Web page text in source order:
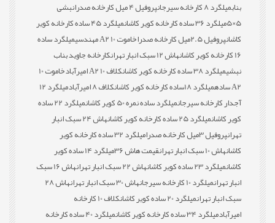
بنابمیلگرد 8 کارخانه سیرجان پروفیل 4 میل کارخانه صدرا
نبشی
5×5
میلگرد 36 ساده کارخانه کویر کاشان
میلگرد 45 ساده کارخانه کویر
کاشانپروفیل 2.5میل کارخانه صدرا خاموت 10 A2 مهندسی
میلگرد ساده
16 کارخانه کویر کاشان
هاش 12 سبک انبار تهران
کارخانه جاوید بناب
نبشیمیلگرد 38 ساده کارخانه کویر کاشان کلاف 10 A2 امیرآباد
خاموت 10
A2 ساده
میلگرد 18ساده کارخانه کویر کاشان کلاف 8 امیرآباد
میلگرد 12
آجدار کارخانه سیرجانمیلگرد ساده نمره 50 کویر کاشان
میلگرد 22 ساده
کویر کاشانمیلگرد 25 ساده کارخانه کویر کاشان
هاش 24 سبک انبار
تهرانپروفیل 3میل کارخانه صدرا
میلگرد 32 ساده کارخانه کویر
کاشانهاش 10 سبک انبار تهران قیمت هاش 36
میلگرد 14 ساده کویر
کاشانمیلگرد 23 ساده کویر کاشان هاش 22 سبک انبار تهران
هاش 16 سبک
انبار تهرانمیلگرد 10 کارخانه سیرجان هاش 30 سبک انبار تهران
هاش 28
سبک انبار تهرانمیلگرد 20 ساده کویر کاشان
کلاف 10 کارخانه
امیرآبادمیلگرد 34 ساده کارخانه کویر کاشان
میلگرد 40 ساده کارخانه